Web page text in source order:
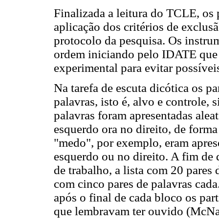
Finalizada a leitura do TCLE, os
aplicação dos critérios de
protocolo da pesquisa. Os
ordem iniciando pelo IDATE
experimental para evitar
Na tarefa de escuta dicótica os
palavras, isto é, alvo e controle,
palavras foram apresentadas
esquerdo ora no direito, de
"medo", por exemplo, eram
esquerdo ou no direito. A fim de
de trabalho, a lista com 20
com cinco pares de palavras
após o final de cada bloco os
que lembravam ter ouvido